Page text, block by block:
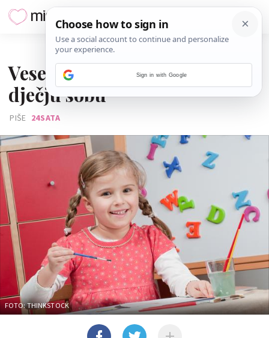
Veseli i praktični detalji za
dječju sobu
PIŠE 24SATA
FOTO: THINKSTOCK
Sign in with Google